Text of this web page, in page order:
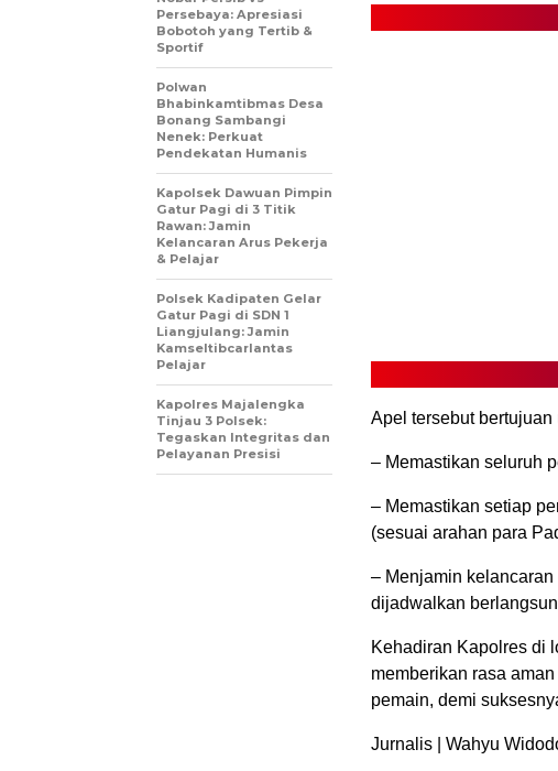
Apel tersebut bertujuan
– Memastikan seluruh
– Memastikan setiap
(sesuai arahan para
– Menjamin
dijadwalkan
Kehadiran Kapolres di
memberikan rasa
pemain, demi
Jurnalis | Wahyu
Persebaya: Apresiasi
Bobotoh yang Tertib &
Sportif
Polwan
Bhabinkamtibmas Desa
Bonang Sambangi
Nenek: Perkuat
Pendekatan Humanis
Kapolsek Dawuan Pimpin
Gatur Pagi di 3 Titik
Rawan: Jamin
Kelancaran Arus Pekerja
& Pelajar
Polsek Kadipaten Gelar
Gatur Pagi di SDN 1
Liangjulang: Jamin
Kamseltibcarlantas
Pelajar
Kapolres Majalengka
Tinjau 3 Polsek:
Tegaskan Integritas dan
Pelayanan Presisi